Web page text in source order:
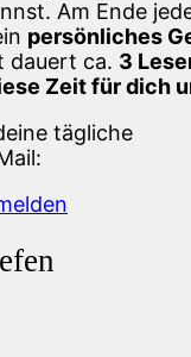
Am Ende
persönliches
dauert ca. 3
Zeit für dich
tägliche